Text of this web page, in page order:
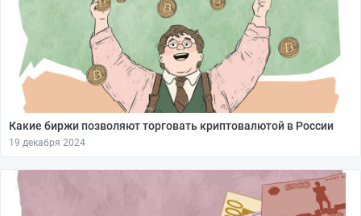
Какие биржи позволяют торговать криптовалютой в России
19 декабря 2024